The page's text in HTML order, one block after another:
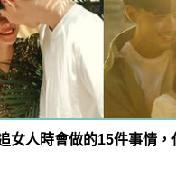
女人時會做的15件事情，